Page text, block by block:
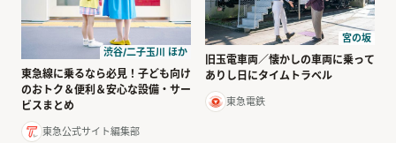
渋谷/二子玉川 ほか
東急線に乗るなら必見！子ども向け
のおトク＆便利＆安心な設備・サー
ビスまとめ
東急公式サイト編集部
宮の坂
旧玉電車両／懐かしの車両に乗って
ありし日にタイムトラベル
東急電鉄